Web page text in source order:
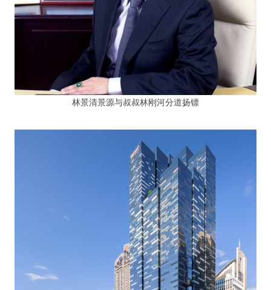
林景清景源与叔叔林刚河分道扬镖